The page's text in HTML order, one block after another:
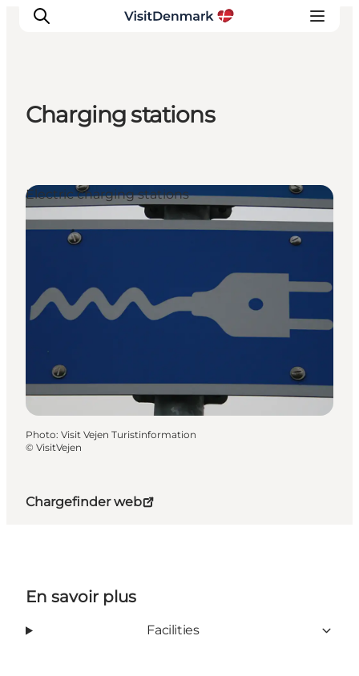
Quoi faire
Hébergements
Planifiez votre voyage
Charging stations
Chargefinder web
Electric charging stations
Photo: Visit Vejen Turistinformation
© VisitVejen
En savoir plus
Facilities